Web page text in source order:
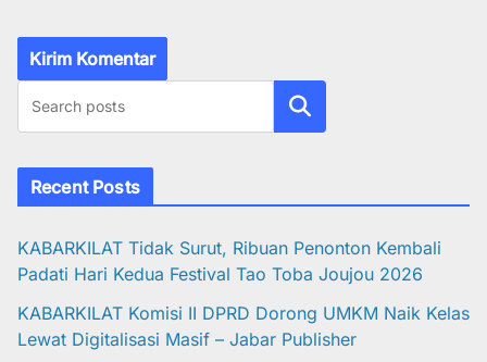
Cari
Recent Posts
KABARKILAT Tidak Surut, Ribuan Penonton Kembali
Padati Hari Kedua Festival Tao Toba Joujou 2026
KABARKILAT Komisi II DPRD Dorong UMKM Naik Kelas
Lewat Digitalisasi Masif – Jabar Publisher